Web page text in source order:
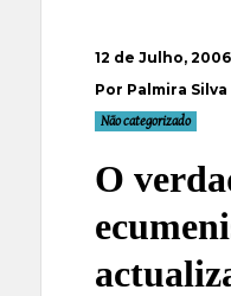
12 de Julho, 2006
Por Palmira Silva
Não categorizado
O